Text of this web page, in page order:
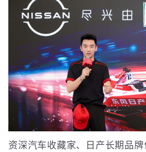
资深汽车收藏家、日产长期品